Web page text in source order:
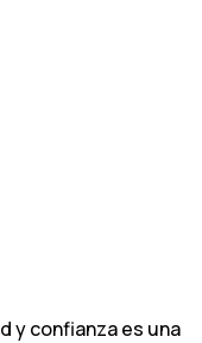
y confianza es una